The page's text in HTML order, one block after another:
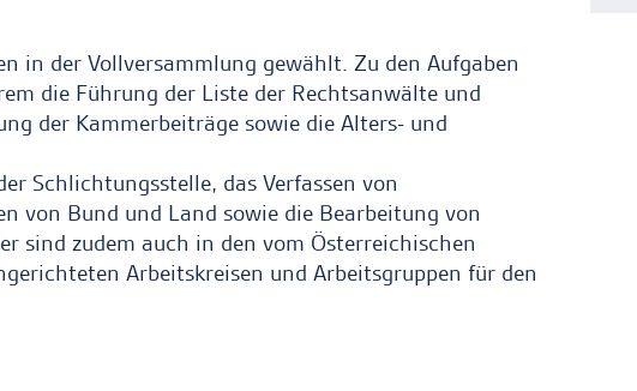
in der Vollversammlung gewählt. Zu den Aufgaben
die Führung der Liste der Rechtsanwälte und
der Kammerbeiträge sowie die Alters- und
Schlichtungsstelle, das Verfassen von
von Bund und Land sowie die Bearbeitung von
sind zudem auch in den vom Österreichischen
Arbeitskreisen und Arbeitsgruppen für den